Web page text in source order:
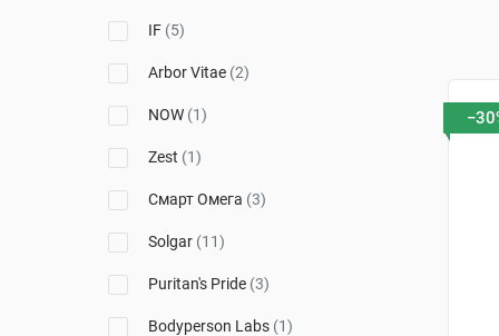
IF (5)
Arbor Vitae (2)
NOW (1)
Zest (1)
Смарт Омега (3)
Solgar (11)
Puritan's Pride (3)
Bodyperson Labs (1)